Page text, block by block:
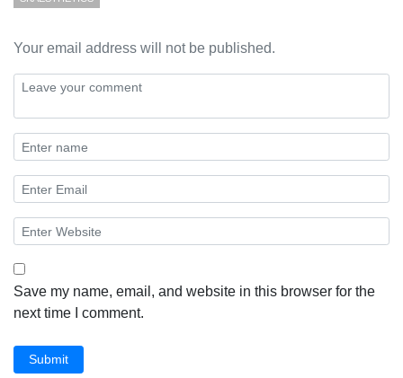
Your email address will not be published.
Save my name, email, and website in this browser for the
next time I comment.
Submit